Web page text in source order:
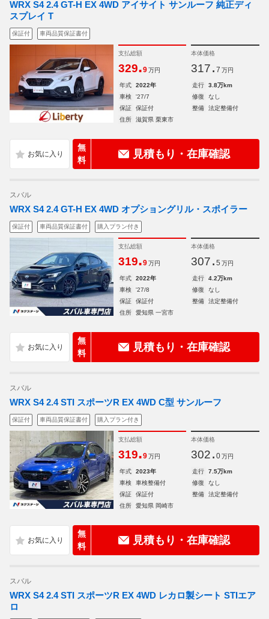
WRX S4 2.4 GT-H EX 4WD アイサイト サンルーフ 純正ディ
スプレイ T
保証付 車両品質保証書付
支払総額
329.9 万円
本体価格
317. 7 万円
年式 2022年 走行
3.8万km
車検
'27/7 修復
なし
保証
保証付 整備
法定整備付
住所
滋賀県 栗東市
無
料
見積もり・在庫確認
スバル
WRX S4 2.4 GT-H EX 4WD オプショングリル・スポイラー
保証付 車両品質保証書付 購入プラン付き
支払総額
319.9 万円
本体価格
307. 5 万円
年式 2022年 走行
4.2万km
車検
'27/8 修復
なし
保証
保証付 整備
法定整備付
住所
愛知県 一宮市
無
料
見積もり・在庫確認
スバル
WRX S4 2.4 STI スポーツR EX 4WD C型 サンルーフ
保証付 車両品質保証書付 購入プラン付き
支払総額
319.9 万円
本体価格
302. 0 万円
年式 2023年 走行
7.5万km
車検
車検整備付 修復
なし
保証
保証付 整備
法定整備付
住所
愛知県 岡崎市
無
料
見積もり・在庫確認
スバル
WRX S4 2.4 STI スポーツR EX 4WD レカロ製シート STIエア
ロ